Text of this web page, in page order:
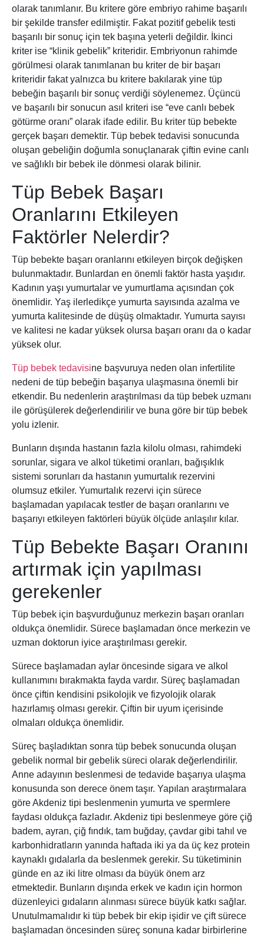
olarak tanımlanır. Bu kritere göre embriyo rahime başarılı
bir şekilde transfer edilmiştir. Fakat pozitif gebelik testi
başarılı bir sonuç için tek başına yeterli değildir. İkinci
kriter ise “klinik gebelik” kriteridir. Embriyonun rahimde
görülmesi olarak tanımlanan bu kriter de bir başarı
kriteridir fakat yalnızca bu kritere bakılarak yine tüp
bebeğin başarılı bir sonuç verdiği söylenemez. Üçüncü
ve başarılı bir sonucun asıl kriteri ise “eve canlı bebek
götürme oranı” olarak ifade edilir. Bu kriter tüp bebekte
gerçek başarı demektir. Tüp bebek tedavisi sonucunda
oluşan gebeliğin doğumla sonuçlanarak çiftin evine canlı
ve sağlıklı bir bebek ile dönmesi olarak bilinir.
Tüp Bebek Başarı
Oranlarını Etkileyen
Faktörler Nelerdir?
Tüp bebekte başarı oranlarını etkileyen birçok değişken
bulunmaktadır. Bunlardan en önemli faktör hasta yaşıdır.
Kadının yaşı yumurtalar ve yumurtlama açısından çok
önemlidir. Yaş ilerledikçe yumurta sayısında azalma ve
yumurta kalitesinde de düşüş olmaktadır. Yumurta sayısı
ve kalitesi ne kadar yüksek olursa başarı oranı da o kadar
yüksek olur.
Tüp bebek tedavisine başvuruya neden olan infertilite
nedeni de tüp bebeğin başarıya ulaşmasına önemli bir
etkendir. Bu nedenlerin araştırılması da tüp bebek uzmanı
ile görüşülerek değerlendirilir ve buna göre bir tüp bebek
yolu izlenir.
Bunların dışında hastanın fazla kilolu olması, rahimdeki
sorunlar, sigara ve alkol tüketimi oranları, bağışıklık
sistemi sorunları da hastanın yumurtalık rezervini
olumsuz etkiler. Yumurtalık rezervi için sürece
başlamadan yapılacak testler de başarı oranlarını ve
başarıyı etkileyen faktörleri büyük ölçüde anlaşılır kılar.
Tüp Bebekte Başarı Oranını
artırmak için yapılması
gerekenler
Tüp bebek için başvurduğunuz merkezin başarı oranları
oldukça önemlidir. Sürece başlamadan önce merkezin ve
uzman doktorun iyice araştırılması gerekir.
Sürece başlamadan aylar öncesinde sigara ve alkol
kullanımını bırakmakta fayda vardır. Süreç başlamadan
önce çiftin kendisini psikolojik ve fizyolojik olarak
hazırlamış olması gerekir. Çiftin bir uyum içerisinde
olmaları oldukça önemlidir.
Süreç başladıktan sonra tüp bebek sonucunda oluşan
gebelik normal bir gebelik süreci olarak değerlendirilir.
Anne adayının beslenmesi de tedavide başarıya ulaşma
konusunda son derece önem taşır. Yapılan araştırmalara
göre Akdeniz tipi beslenmenin yumurta ve spermlere
faydası oldukça fazladır. Akdeniz tipi beslenmeye göre çiğ
badem, ayran, çiğ fındık, tam buğday, çavdar gibi tahıl ve
karbonhidratların yanında haftada iki ya da üç kez protein
kaynaklı gıdalarla da beslenmek gerekir. Su tüketiminin
günde en az iki litre olması da büyük önem arz
etmektedir. Bunların dışında erkek ve kadın için hormon
düzenleyici gıdaların alınması sürece büyük katkı sağlar.
Unutulmamalıdır ki tüp bebek bir ekip işidir ve çift sürece
başlamadan öncesinden süreç sonuna kadar birbirlerine